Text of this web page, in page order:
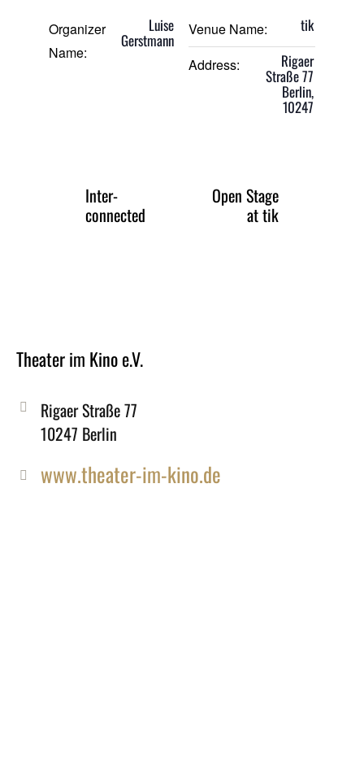
Venue Name: tik
Address: Rigaer
Straße 77
Berlin,
10247
Organizer
Name:
Luise
Gerstmann
Inter-
connected
Open Stage
at tik
Theater im Kino e.V.
Rigaer Straße 77
10247 Berlin
www.theater-im-kino.de